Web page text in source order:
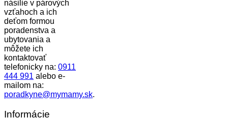
násilie v párových
vzťahoch a ich
deťom formou
poradenstva a
ubytovania a
môžete ich
kontaktovať
telefonicky na: 0911
444 991 alebo e-
mailom na:
poradkyne@mymamy.sk.
Informácie